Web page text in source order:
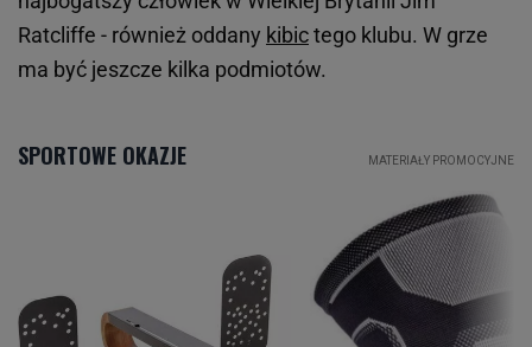
Ratcliffe - również oddany kibictego klubu. W grze
ma być jeszcze kilka podmiotów.